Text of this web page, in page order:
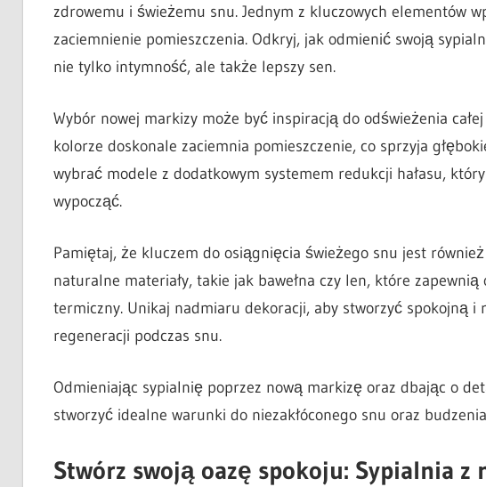
zdrowemu i świeżemu snu. Jednym z kluczowych elementów
zaciemnienie pomieszczenia. Odkryj, jak odmienić swoją
nie tylko intymność, ale także lepszy sen.
Wybór nowej markizy może być inspiracją do odświeżenia
kolorze doskonale zaciemnia pomieszczenie, co sprzyja
wybrać modele z dodatkowym systemem redukcji hałasu,
wypocząć.
Pamiętaj, że kluczem do osiągnięcia świeżego snu jest
naturalne materiały, takie jak bawełna czy len, które
termiczny. Unikaj nadmiaru dekoracji, aby stworzyć spokojną
regeneracji podczas snu.
Odmieniając sypialnię poprzez nową markizę oraz dbając o
stworzyć idealne warunki do niezakłóconego snu oraz
Stwórz swoją oazę spokoju: Sypialnia